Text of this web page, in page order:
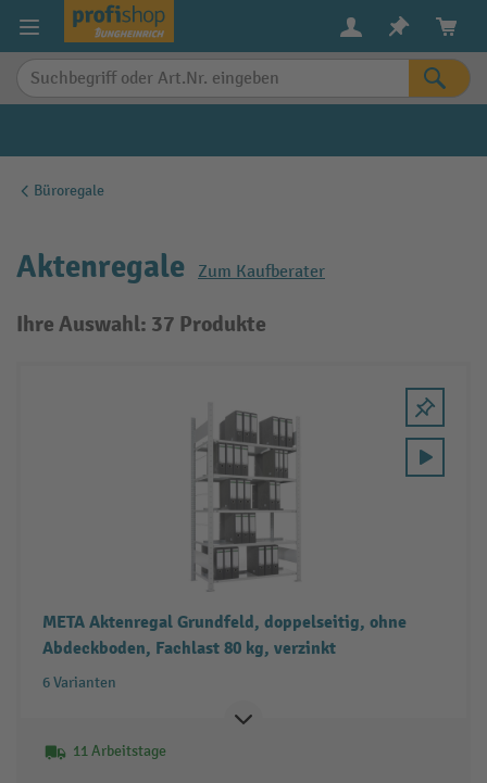
springen
Büroregale
Aktenregale Zum Kaufberater
Ihre Auswahl: 37 Produkte
META Aktenregal Grundfeld, doppelseitig, ohne
Abdeckboden, Fachlast 80 kg, verzinkt
6 Varianten
11 Arbeitstage